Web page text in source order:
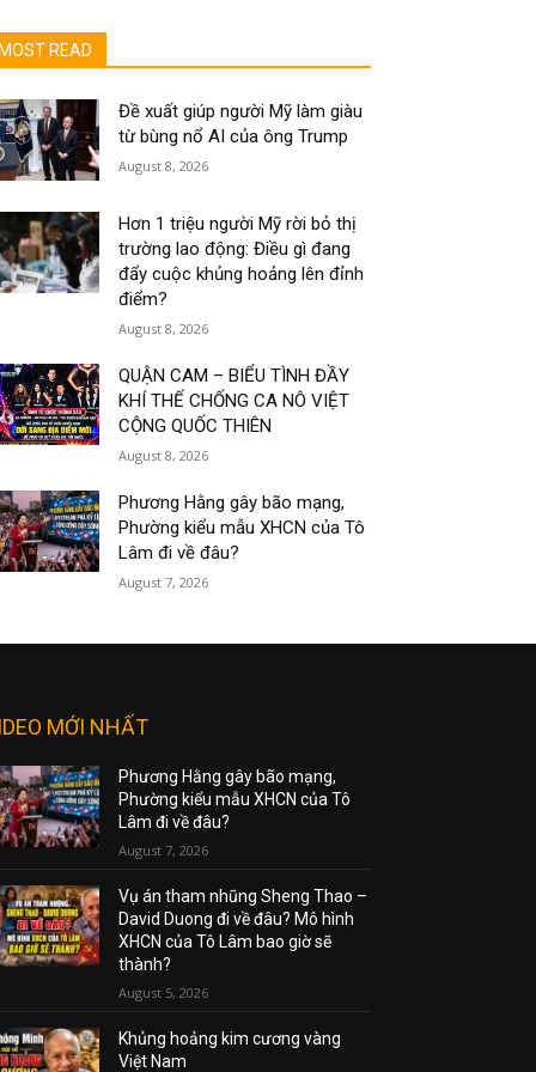
MOST READ
Đề xuất giúp người Mỹ làm giàu
từ bùng nổ AI của ông Trump
August 8, 2026
Hơn 1 triệu người Mỹ rời bỏ thị
trường lao động: Điều gì đang
đẩy cuộc khủng hoảng lên đỉnh
điểm?
August 8, 2026
QUẬN CAM – BIỂU TÌNH ĐẦY
KHÍ THẾ CHỐNG CA NÔ VIỆT
CỘNG QUỐC THIÊN
August 8, 2026
Phương Hằng gây bão mạng,
Phường kiểu mẫu XHCN của Tô
Lâm đi về đâu?
August 7, 2026
MỚI NHẤT
Phương Hằng gây bão mạng,
Phường kiểu mẫu XHCN của Tô
Lâm đi về đâu?
August 7, 2026
Vụ án tham nhũng Sheng Thao –
David Duong đi về đâu? Mô hình
XHCN của Tô Lâm bao giờ sẽ
thành?
August 5, 2026
Khủng hoảng kim cương vàng
Việt Nam